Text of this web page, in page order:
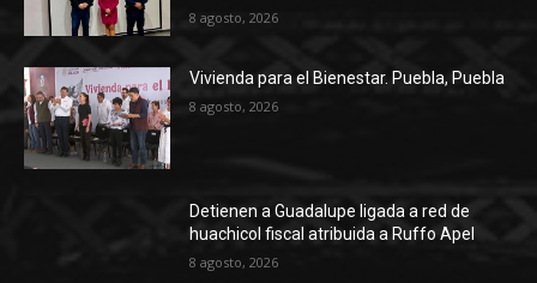
8 agosto, 2026
Vivienda para el Bienestar. Puebla, Puebla
8 agosto, 2026
Detienen a Guadalupe ligada a red de
huachicol fiscal atribuida a Ruffo Apel
8 agosto, 2026